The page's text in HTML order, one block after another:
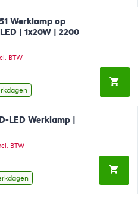
Werklamp op
| 1x20W | 2200
BTW
LED Werklamp |
BTW